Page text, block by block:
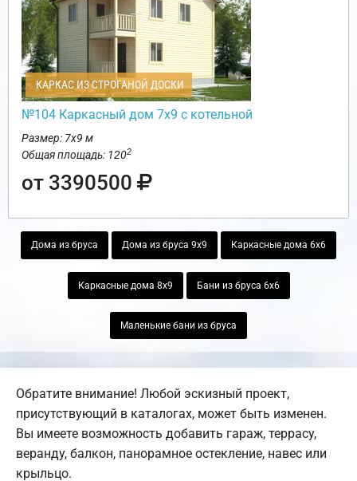
КАРКАС ИЗ СТРОГАНОЙ ДОСКИ
№104 Каркасный дом 7х9 с котельной
Размер: 7х9 м
Общая площадь: 1202
от 3390500
Дома из бруса Дома из бруса 9х9 Каркасные дома 6х6
Каркасные дома 8х9 Бани из бруса 6х6
Маленькие бани из бруса
Обратите внимание! Любой эскизный проект,
присутствующий в каталогах, может быть изменен.
Вы имеете возможность добавить гараж, террасу,
веранду, балкон, панорамное остекление, навес или
крыльцо.